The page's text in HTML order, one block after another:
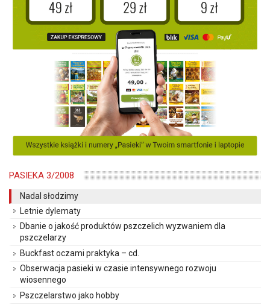
PASIEKA 3/2008
Nadal słodzimy
Letnie dylematy
Dbanie o jakość produktów pszczelich wyzwaniem dla
pszczelarzy
Buckfast oczami praktyka – cd.
Obserwacja pasieki w czasie intensywnego rozwoju
wiosennego
Pszczelarstwo jako hobby